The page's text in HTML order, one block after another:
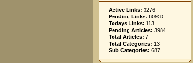
Active Links: 3276
Pending Links: 60930
Todays Links: 113
Pending Articles: 3984
Total Articles: 7
Total Categories: 13
Sub Categories: 687